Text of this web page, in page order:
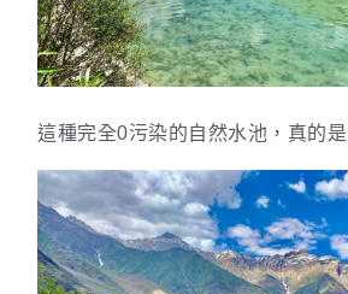
這種完全0污染的自然水池，真的